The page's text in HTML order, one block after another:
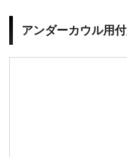
アンダーカウル用